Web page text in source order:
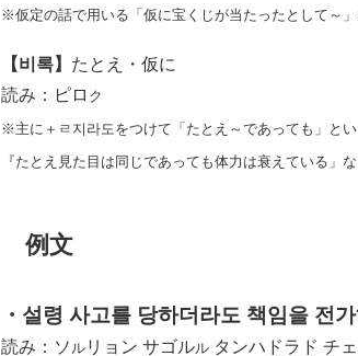
※仮定の話で用いる「仮に宝くじが当たったとして～
【비록】 たとえ・仮に
読み：ピロ ク
※主に＋ㄹ지라도をつけて「たとえ～であっても」と
『たとえ見た目は同じであっても体力は衰えている」
例文
・설령 사고를 당하더라도 책임을 전
読み：ソ ル リョン サゴルル タンハドラド チ